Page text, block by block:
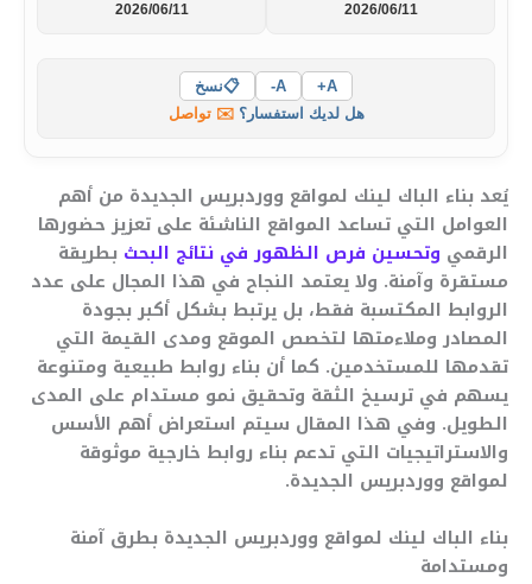
2026/06/11
2026/06/11
A+
A-
📋نسخ
هل لديك استفسار؟✉️ تواصل
يُعد بناء الباك لينك لمواقع ووردبريس الجديدة من أهم
العوامل التي تساعد المواقع الناشئة على تعزيز حضورها
الرقمي وتحسين فرص الظهور في نتائج البحث بطريقة
مستقرة وآمنة. ولا يعتمد النجاح في هذا المجال على عدد
الروابط المكتسبة فقط، بل يرتبط بشكل أكبر بجودة
المصادر وملاءمتها لتخصص الموقع ومدى القيمة التي
تقدمها للمستخدمين. كما أن بناء روابط طبيعية ومتنوعة
يسهم في ترسيخ الثقة وتحقيق نمو مستدام على المدى
الطويل. وفي هذا المقال سيتم استعراض أهم الأسس
والاستراتيجيات التي تدعم بناء روابط خارجية موثوقة
لمواقع ووردبريس الجديدة.
بناء الباك لينك لمواقع ووردبريس الجديدة بطرق آمنة
ومستدامة